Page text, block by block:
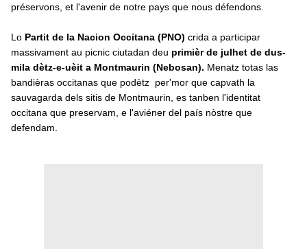
préservons, et l'avenir de notre pays que nous défendons.
Lo Partit de la Nacion Occitana (PNO) crida a participar
massivament au picnic ciutadan deu primièr de julhet de dus-
mila dètz-e-uèit a Montmaurin (Nebosan). Menatz totas las
bandièras occitanas que podètz per'mor que capvath la
sauvagarda dels sitis de Montmaurin, es tanben l'identitat
occitana que preservam, e l'aviéner del país nòstre que
defendam.